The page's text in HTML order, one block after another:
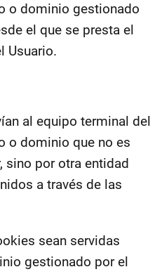
o dominio gestionado
el que se presta el
Usuario.
al equipo terminal del
o dominio que no es
sino por otra entidad
a través de las
sean servidas
gestionado por el